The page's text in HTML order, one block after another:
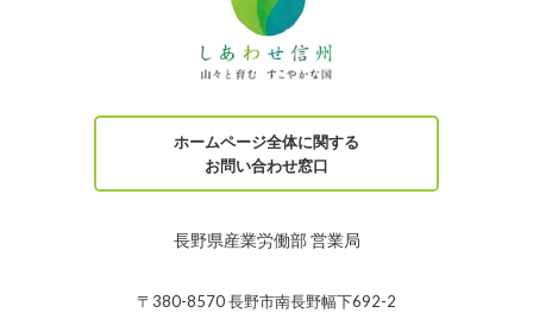
ホームページ全体に関する
お問い合わせ窓口
長野県産業労働部 営業局
〒380-8570 長野市南長野幅下692-2